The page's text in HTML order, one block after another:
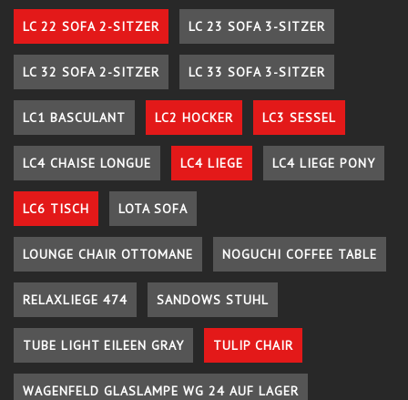
LC 22 SOFA 2-SITZER LC 23 SOFA 3-SITZER
LC 32 SOFA 2-SITZER LC 33 SOFA 3-SITZER
LC1 BASCULANT LC2 HOCKER LC3 SESSEL
LC4 CHAISE LONGUE LC4 LIEGE LC4 LIEGE PONY
LC6 TISCH LOTA SOFA
LOUNGE CHAIR OTTOMANE NOGUCHI COFFEE TABLE
RELAXLIEGE 474 SANDOWS STUHL
TUBE LIGHT EILEEN GRAY TULIP CHAIR
WAGENFELD GLASLAMPE WG 24 AUF LAGER